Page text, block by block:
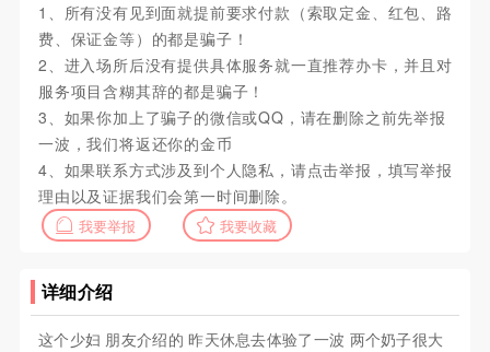
1、所有没有见到面就提前要求付款（索取定金、红包、路
费、保证金等）的都是骗子！
2、进入场所后没有提供具体服务就一直推荐办卡，并且对
服务项目含糊其辞的都是骗子！
3、如果你加上了骗子的微信或QQ，请在删除之前先举报
一波，我们将返还你的金币
4、如果联系方式涉及到个人隐私，请点击举报，填写举报
理由以及证据我们会第一时间删除。
我要举报 我要收藏
详细介绍
这个少妇 朋友介绍的 昨天休息去体验了一波 两个奶子很大